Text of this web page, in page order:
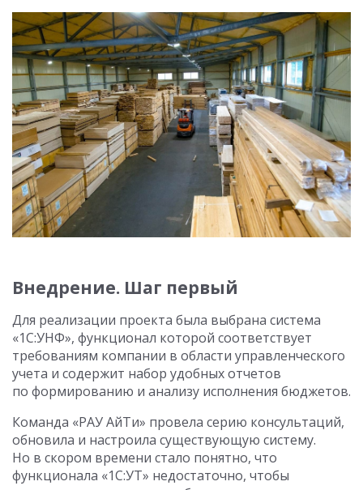
Внедрение. Шаг первый
Для реализации проекта была выбрана система
«1С:УНФ», функционал которой соответствует
требованиям компании в области управленческого
учета и содержит набор удобных отчетов
по формированию и анализу исполнения бюджетов.
Команда «РАУ АйТи» провела серию консультаций,
обновила и настроила существующую систему.
Но в скором времени стало понятно, что
функционала «1С:УТ» недостаточно, чтобы